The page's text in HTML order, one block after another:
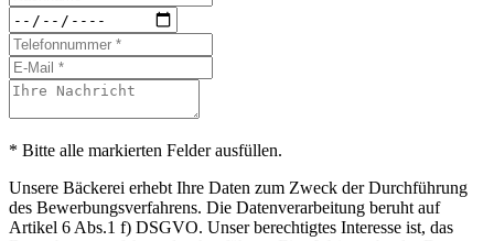
* Bitte alle markierten Felder ausfüllen.
Unsere Bäckerei erhebt Ihre Daten zum Zweck der Durchführung
des Bewerbungsverfahrens. Die Datenverarbeitung beruht auf
Artikel 6 Abs.1 f) DSGVO. Unser berechtigtes Interesse ist, das